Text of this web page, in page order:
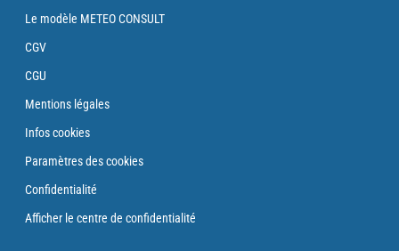
Le modèle METEO CONSULT
CGV
CGU
Mentions légales
Infos cookies
Paramètres des cookies
Confidentialité
Afficher le centre de confidentialité